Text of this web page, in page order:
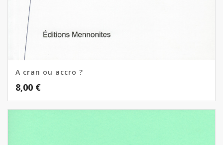
A cran ou accro ?
8,00 €